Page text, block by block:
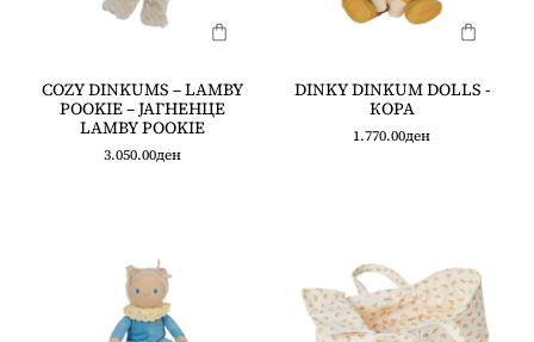
COZY DINKUMS – LAMBY
POOKIE – ЈАГНЕНЦЕ
LAMBY POOKIE
3.050.00ден
DINKY DINKUM DOLLS -
КОРА
1.770.00ден